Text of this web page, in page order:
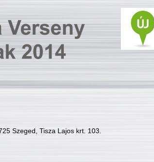
Szeged, Tisza Lajos krt. 103.